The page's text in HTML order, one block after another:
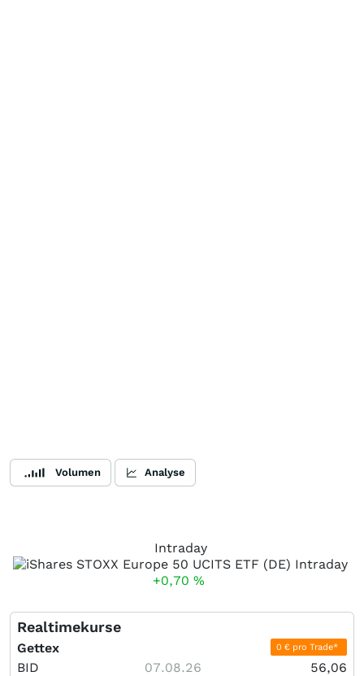
Volumen Analyse
Intraday
+0,70 %
Realtimekurse
Gettex 0 € pro Trade*
BID 07.08.26
56,06